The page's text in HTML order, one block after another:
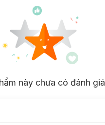
này chưa có đánh giá